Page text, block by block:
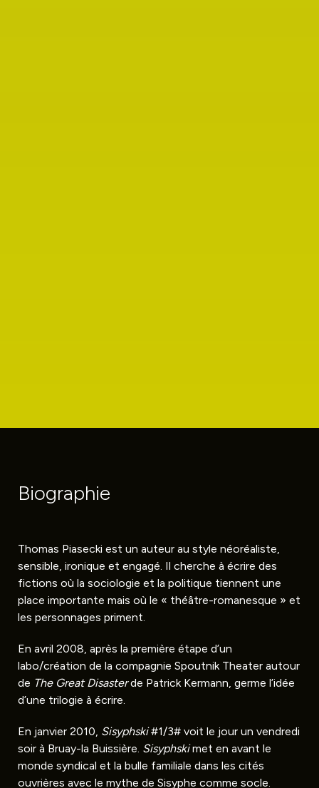
Biographie
Thomas Piasecki est un auteur au style néoréaliste,
sensible, ironique et engagé. Il cherche à écrire des
fictions où la sociologie et la politique tiennent une
place importante mais où le « théâtre-romanesque » et
les personnages priment.
En avril 2008, après la première étape d’un
labo/création de la compagnie Spoutnik Theater autour
de The Great Disasterde Patrick Kermann, germe l’idée
d’une trilogie à écrire.
En janvier 2010, Sisyphski#1/3# voit le jour un vendredi
soir à Bruay-la Buissière. Sisyphskimet en avant le
monde syndical et la bulle familiale dans les cités
ouvrières avec le mythe de Sisyphe comme socle.